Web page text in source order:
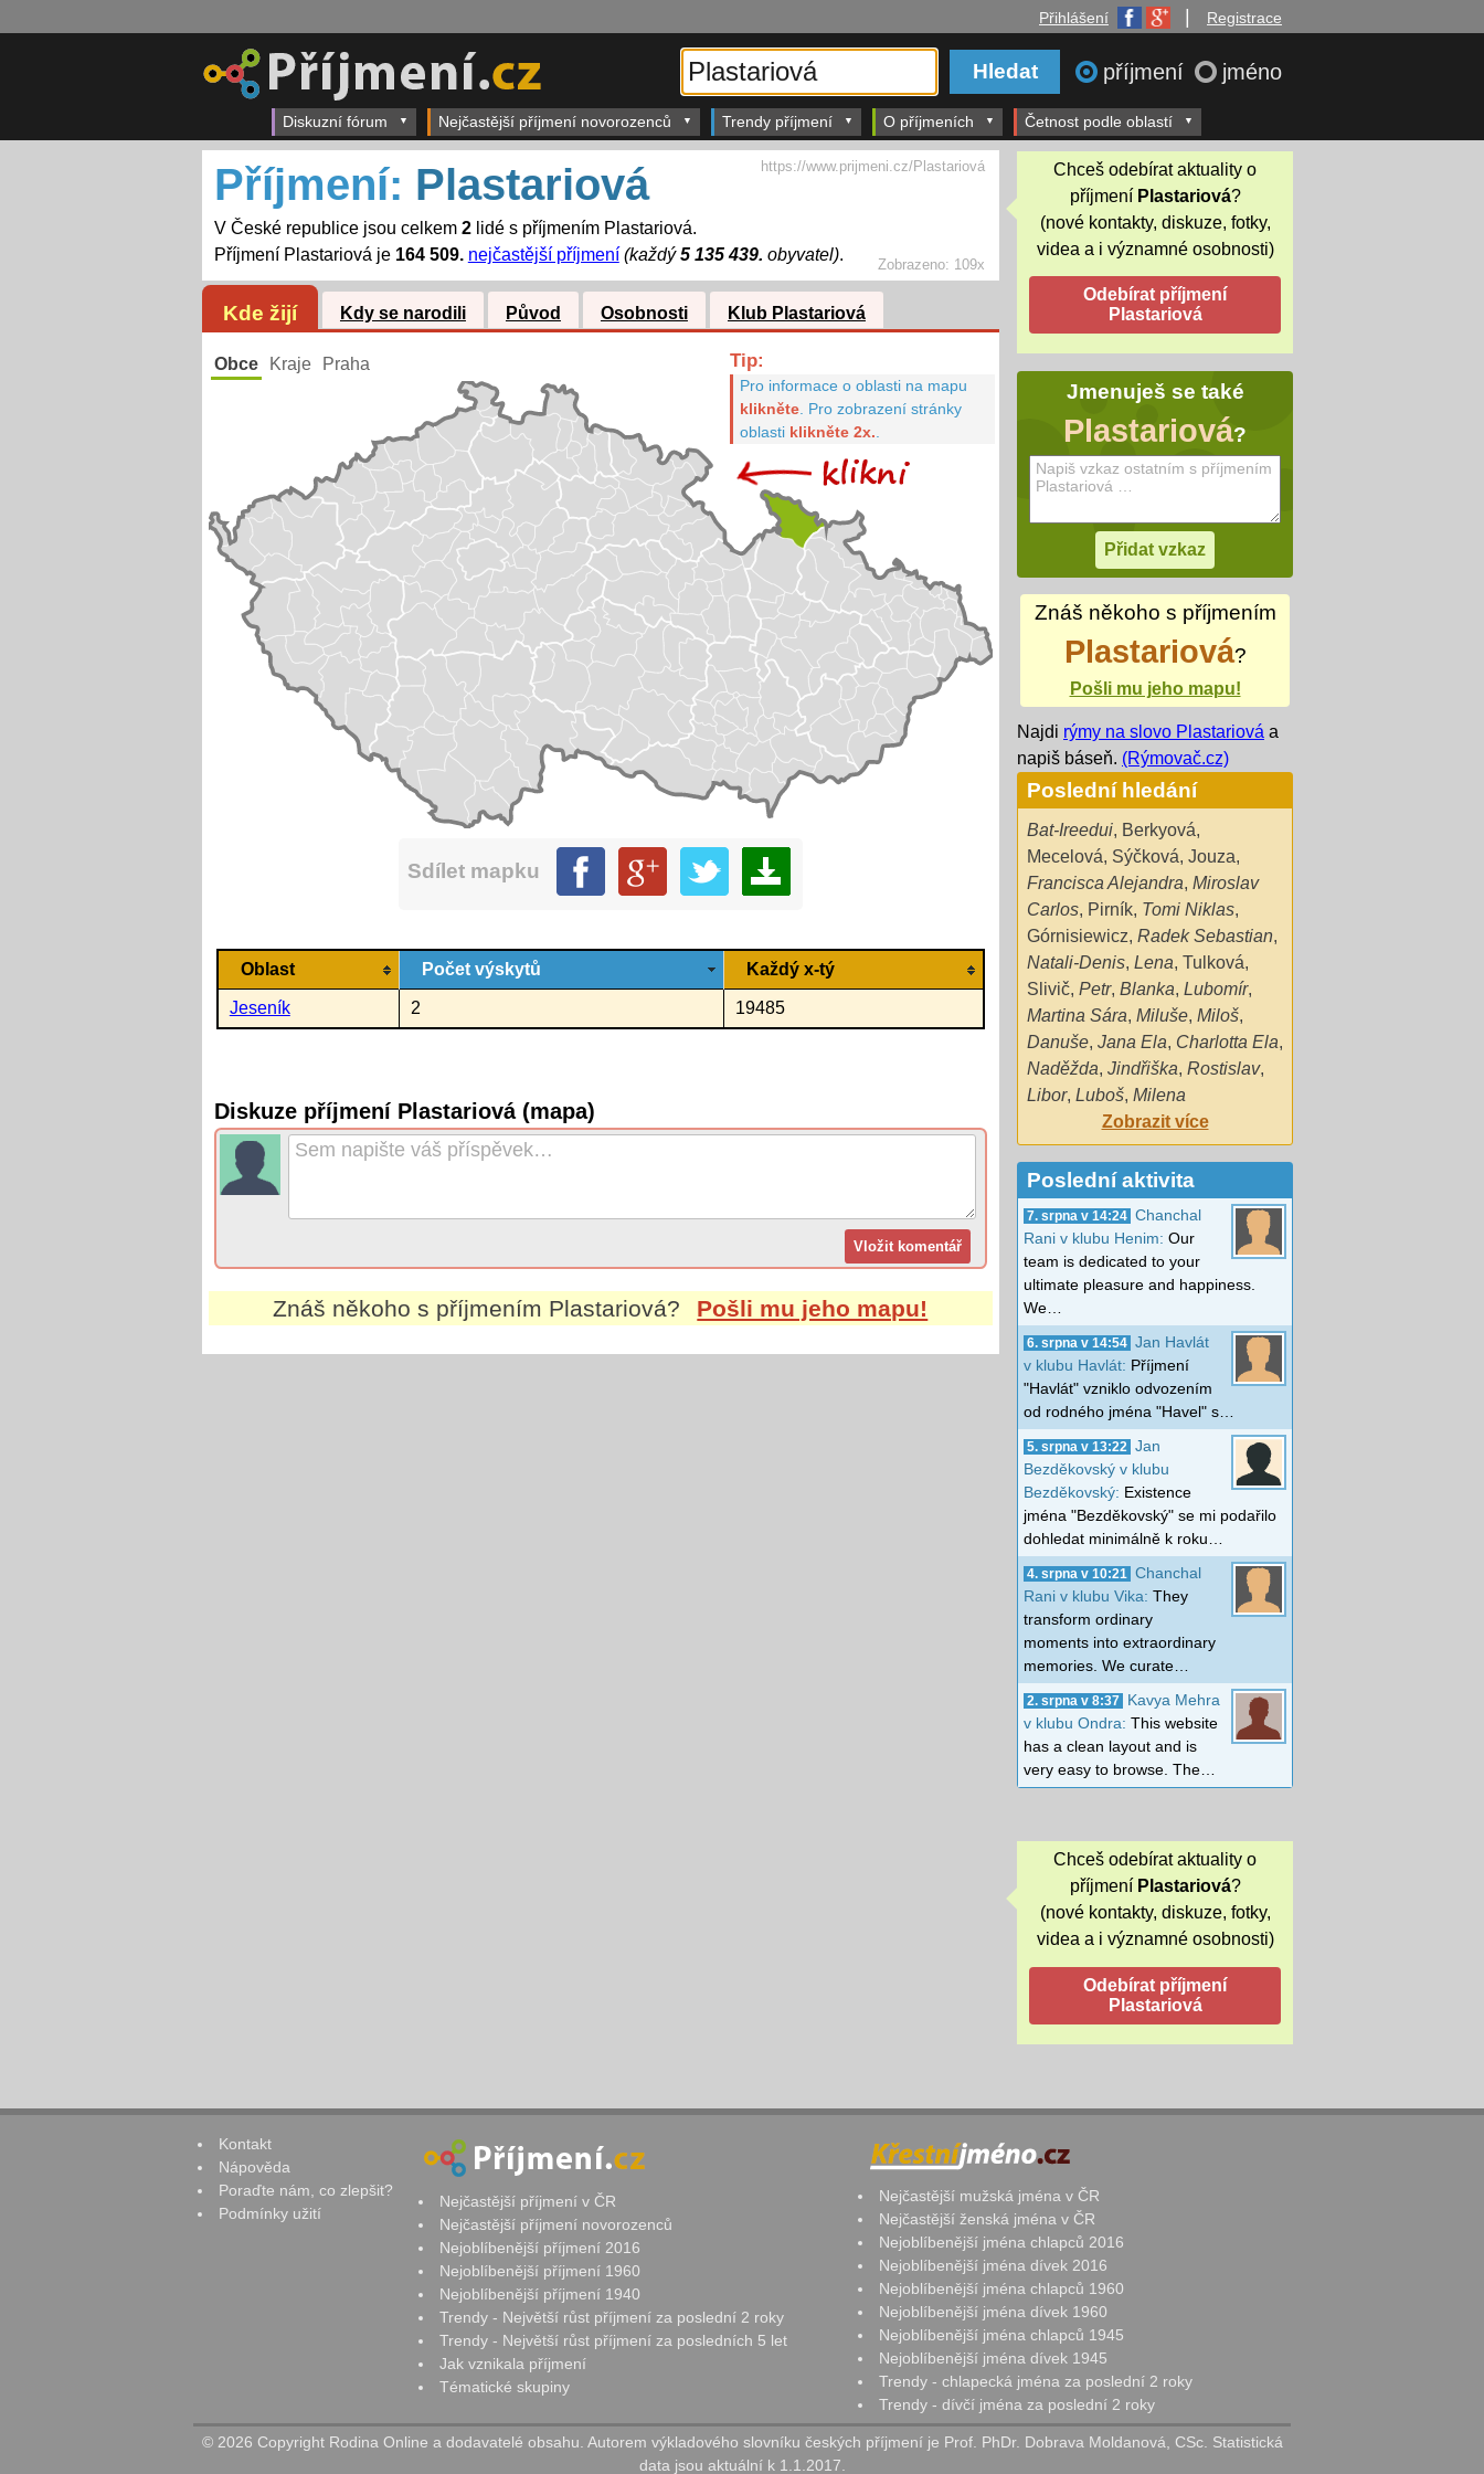
Přihlášení Registrace
příjmení jméno
Diskuzní fórum Nejčastější příjmení novorozenců Trendy příjmení O příjmeních Četnost podle oblastí
Zobrazeno: 109x
Příjmení: Plastariová
V České republice jsou celkem 2lidé s příjmením Plastariová.
Příjmení Plastariová je 164 509. nejčastější příjmení (každý5 135 439. obyvatel).
https://www.prijmeni.cz/Plastariová
Kde žijí Kdy se narodili Původ Osobnosti Klub Plastariová
Obce Kraje Praha Tip:
Pro informace o oblasti na mapu
klikněte. Pro zobrazení stránky
oblasti klikněte 2x.
Sdílet mapku
Oblast Počet výskytů Každý x-tý
Jeseník 2 19485
Diskuze příjmení Plastariová (mapa)
Znáš někoho s příjmením Plastariová? Pošli mu jeho mapu!
Chceš odebírat aktuality o
příjmení Plastariová?
(nové kontakty, diskuze, fotky,
videa a i významné osobnosti)
Jmenuješ se také
Plastariová?
Znáš někoho s příjmením
Plastariová?
Pošli mu jeho mapu!
Najdi rýmy na slovo Plastariová a
napiš báseň. (Rýmovač.cz)
Poslední hledání
Bat-Ireedui, Berkyová,
Mecelová, Sýčková, Jouza,
Francisca Alejandra, Miroslav
Carlos, Pirník, Tomi Niklas,
Górnisiewicz, Radek Sebastian,
Natali-Denis, Lena, Tulková,
Slivič, Petr, Blanka, Lubomír,
Martina Sára, Miluše, Miloš,
Danuše, Jana Ela, Charlotta Ela,
Naděžda, Jindřiška, Rostislav,
Libor, Luboš, Milena
Zobrazit více
Poslední aktivita
7. srpna v 14:24 Chanchal
Rani v klubu Henim: Our
team is dedicated to your
ultimate pleasure and happiness.
We…
6. srpna v 14:54 Jan Havlát
v klubu Havlát: Příjmení
"Havlát" vzniklo odvozením
od rodného jména "Havel" s…
5. srpna v 13:22
Jan
Bezděkovský v klubu
Bezděkovský: Existence
jména "Bezděkovský" se mi podařilo
dohledat minimálně k roku…
4. srpna v 10:21
Chanchal
Rani v klubu Vika: They
transform ordinary
moments into extraordinary
memories. We curate…
2. srpna v 8:37
Kavya Mehra
v klubu Ondra: This website
has a clean layout and is
very easy to browse. The…
Chceš odebírat aktuality o
příjmení Plastariová?
(nové kontakty, diskuze, fotky,
videa a i významné osobnosti)
Kontakt
Nápověda
Poraďte nám, co zlepšit?
Podmínky užití
Nejčastější příjmení v ČR
Nejčastější příjmení novorozenců
Nejoblíbenější příjmení 2016
Nejoblíbenější příjmení 1960
Nejoblíbenější příjmení 1940
Trendy - Největší růst příjmení za poslední 2 roky
Trendy - Největší růst příjmení za posledních 5 let
Jak vznikala příjmení
Tématické skupiny
Nejčastější mužská jména v ČR
Nejčastější ženská jména v ČR
Nejoblíbenější jména chlapců 2016
Nejoblíbenější jména dívek 2016
Nejoblíbenější jména chlapců 1960
Nejoblíbenější jména dívek 1960
Nejoblíbenější jména chlapců 1945
Nejoblíbenější jména dívek 1945
Trendy - chlapecká jména za poslední 2 roky
Trendy - dívčí jména za poslední 2 roky
© 2026 Copyright Rodina Online a dodavatelé obsahu. Autorem výkladového slovníku českých příjmení je Prof. PhDr. Dobrava Moldanová, CSc. Statistická
data jsou aktuální k 1.1.2017.